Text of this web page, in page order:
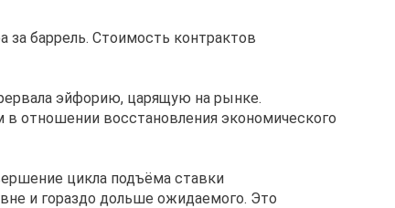
за баррель. Стоимость контрактов
эйфорию, царящую на рынке.
отношении восстановления экономического
цикла подъёма ставки
и гораздо дольше ожидаемого. Это